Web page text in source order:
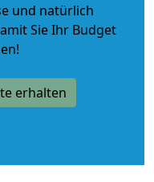
und natürlich
Sie Ihr Budget
erhalten